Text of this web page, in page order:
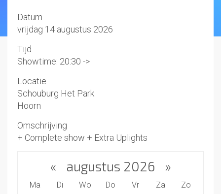
Datum
vrijdag 14 augustus 2026
Tijd
Showtime: 20:30 ->
Locatie
Schouburg Het Park
Hoorn
Omschrijving
+ Complete show + Extra Uplights
« augustus 2026 »
Ma Di Wo Do Vr Za Zo